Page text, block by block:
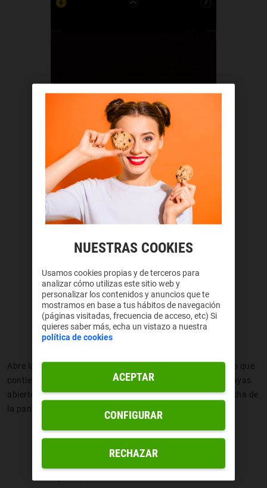
Abre la aplicación "
" en tu iPhone y selecciona la foto que
contiene el efecto bokeh que deseas ajustar. Una vez la hayas
abierto, toca el botón "Editar" en la esquina superior derecha de
la pantalla. Esto te llevará al modo de edición de la foto.
NUESTRAS COOKIES
Usamos cookies propias y de terceros para
analizar cómo utilizas este sitio web y
personalizar los contenidos y anuncios que te
mostramos en base a tus hábitos de navegación
(páginas visitadas, frecuencia de acceso, etc) Si
quieres saber más, echa un vistazo a nuestra
política de cookies
RECHAZAR
ACEPTAR
CONFIGURAR